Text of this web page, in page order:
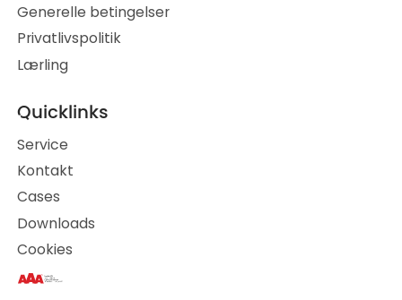
Generelle betingelser
Privatlivspolitik
Lærling
Quicklinks
Service
Kontakt
Cases
Downloads
Cookies